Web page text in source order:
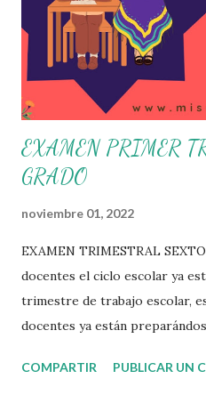
Sesión Ordinaria se les invita
posibles acciones a realizar
y con la comunidad, a fin de
identificadas. Compañeros
EXAMEN PRIMER
GRADO
noviembre 01, 2022
EXAMEN TRIMESTRAL
docentes el ciclo escolar ya
trimestre de trabajo escolar,
docentes ya están
por parte de nuestros
COMPARTIR PUBLICAR UN